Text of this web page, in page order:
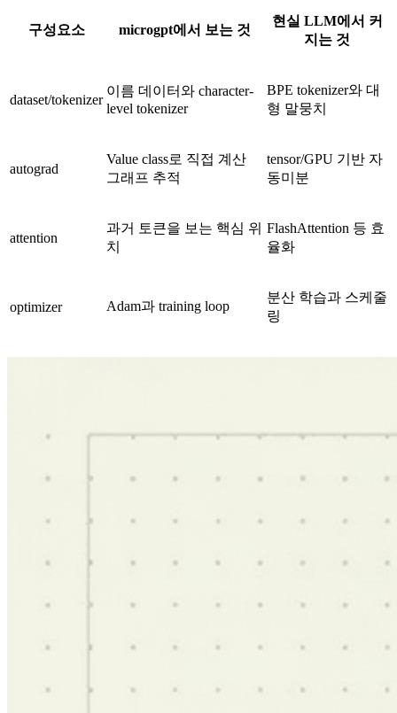
구성요소 microgpt에서 보는 것
현실 LLM에서 커
지는 것
dataset/tokenizer
이름 데이터와 character-
level tokenizer
BPE tokenizer와 대
형 말뭉치
autograd
Value class로 직접 계산
그래프 추적
tensor/GPU 기반 자
동미분
attention
과거 토큰을 보는 핵심 위
치
FlashAttention 등 효
율화
optimizer Adam과 training loop
분산 학습과 스케줄
링